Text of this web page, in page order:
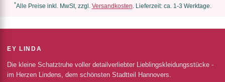
*Alle Preise inkl. MwSt, zzgl. Versandkosten . Lieferzeit: ca. 1-3 Werktage.
EY LINDA
Die kleine Schatztruhe voller detailverliebter Lieblingskleidungsstücke -
im Herzen Lindens, dem schönsten Stadtteil Hannovers.